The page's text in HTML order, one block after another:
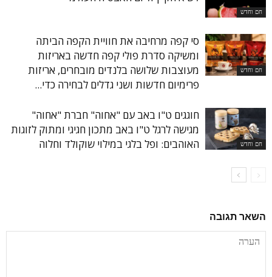
חם וחדש
חם וחדש
סי קפה מרחיבה את חוויית הקפה הביתה
ומשיקה סדרת פולי קפה חדשה באריזות
מעוצבות שלושה בלנדים מובחרים, אריזות
פרימיום חדשות ושני גדלים לבחירה כדי...
חם וחדש
חוגגים ט"ו באב עם "אחוה" חברת "אחוה"
מגישה לרגל ט"ו באב מתכון חגיגי ומתוק לזוגות
האוהבים: ופל בלגי במילוי שוקולד וחלוה
השאר תגובה